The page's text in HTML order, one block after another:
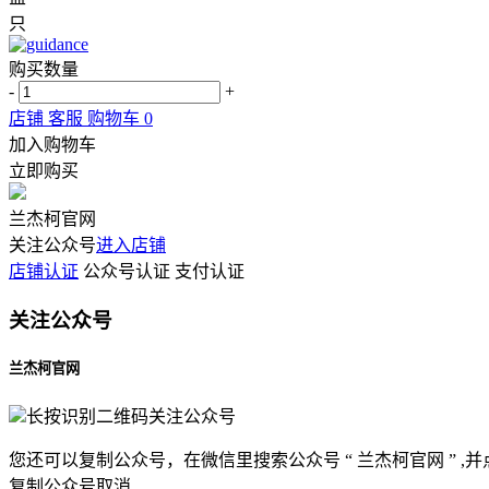
只
购买数量
-
+
店铺 客服 购物车 0
加入购物车
立即购买
兰杰柯官网
关注公众号进入店铺
店铺认证 公众号认证 支付认证
关注公众号
兰杰柯官网
长按识别二维码关注公众号
您还可以复制公众号，在微信里搜索公众号 “ 兰杰柯官网 ” ,并